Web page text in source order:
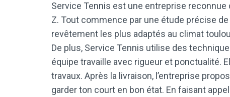
Service Tennis est une entreprise
Z. Tout commence par une étude précise
revêtement les plus adaptés au climat
De plus, Service Tennis utilise des
équipe travaille avec rigueur et ponctualité.
travaux. Après la livraison, l’entreprise
garder ton court en bon état. En faisant